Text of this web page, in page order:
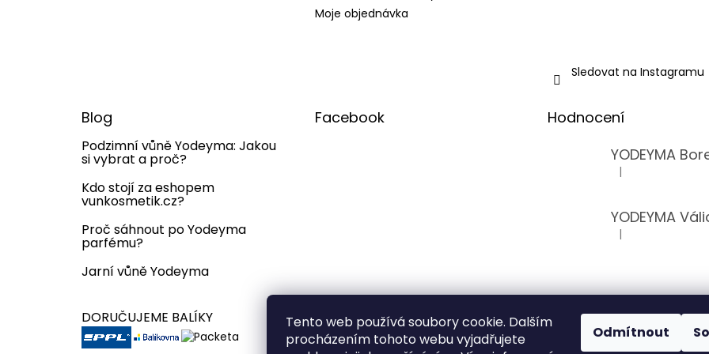
Tento web používá soubory cookie. Dalším
procházením tohoto webu vyjadřujete
Odmítnout
Moje objednávka
Sledovat na Instagramu
Blog
Podzimní vůně Yodeyma: Jakou
si vybrat a proč?
Kdo stojí za eshopem
vunkosmetik.cz?
Proč sáhnout po Yodeyma
parfému?
Jarní vůně Yodeyma
Facebook
Hodnocení
Hodnocení
|
YODEYMA
Hodnocení
|
DORUČUJEME BALÍKY